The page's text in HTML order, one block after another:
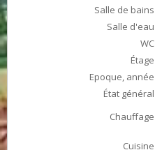
Salle de bains
Salle d'eau
WC
Étage
Epoque, année
État général
Chauffage
Cuisine